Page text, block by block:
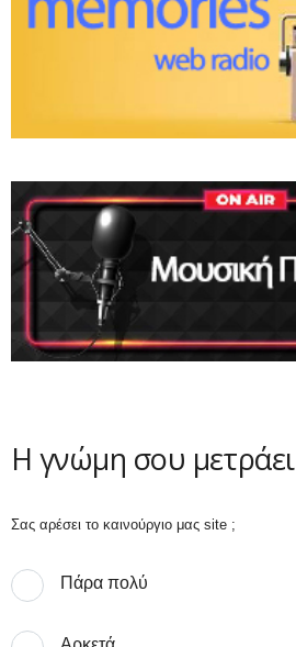
Η γνώμη σου μετράει
Σας αρέσει το καινούργιο μας site ;
Πάρα πολύ